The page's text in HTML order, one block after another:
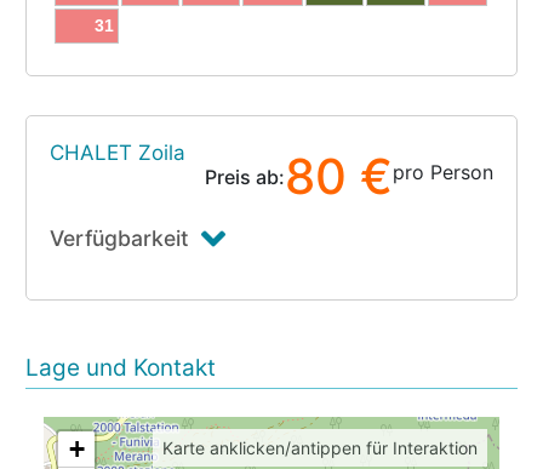
31
CHALET Zoila
Preis ab:80 €pro Person
Verfügbarkeit
Lage und Kontakt
+ Karte anklicken/antippen für Interaktion